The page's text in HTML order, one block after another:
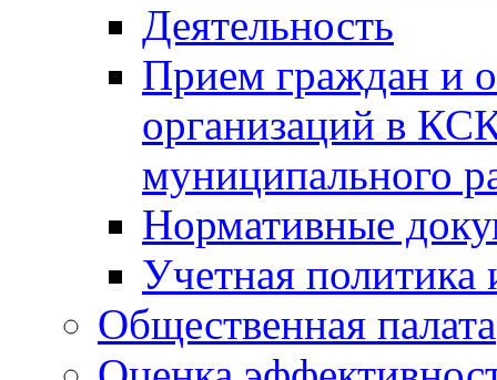
Деятельность
Прием граждан и
организаций в
муниципального
Нормативные
Учетная политика
Общественная палата